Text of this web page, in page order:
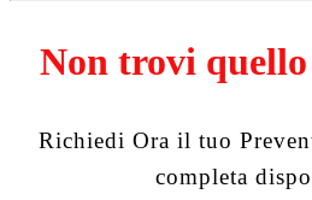
Non trovi quello
Richiedi Ora il tuo
completa